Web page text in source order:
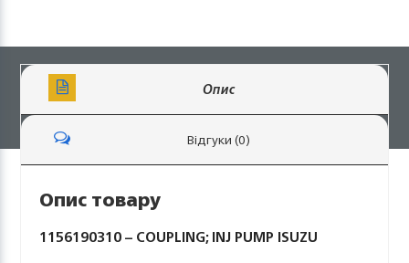
Опис
Відгуки (0)
Опис товару
1156190310 – COUPLING; INJ PUMP ISUZU